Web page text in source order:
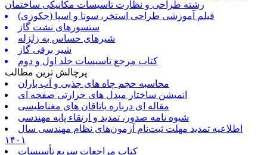
رشته طراحی و نظارت تاسیسات مکانیکی ساختمان
فیلم آموزشی طراحی استخر، سونا و اسپا (جکوزی)
سنسورهای نشت گاز
شیرهای حساس به زلزله
شیر برقی گاز
کتاب مرجع تاسیسات جلد اول و دوم
پرچالش ترین مطالب
محاسبه حجم چاه های جذبی و آب باران
انمیشن ساختار مبدل های حرارتی صفحه ای
مقاله ای درباره یاتاقان های مغناطیسی
شیوه نامه صدور، تمدید و ارتقاء پایه مهندسی
اطلاعیه تمدید مهلت ثبت‌نام آزمون‌های نظام مهندسی سال
۱۴۰۱
کتاب مراجعات سریع تأسیسات